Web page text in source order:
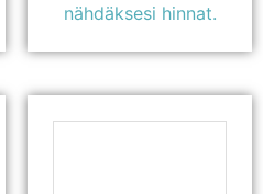
nähdäksesi hinnat.